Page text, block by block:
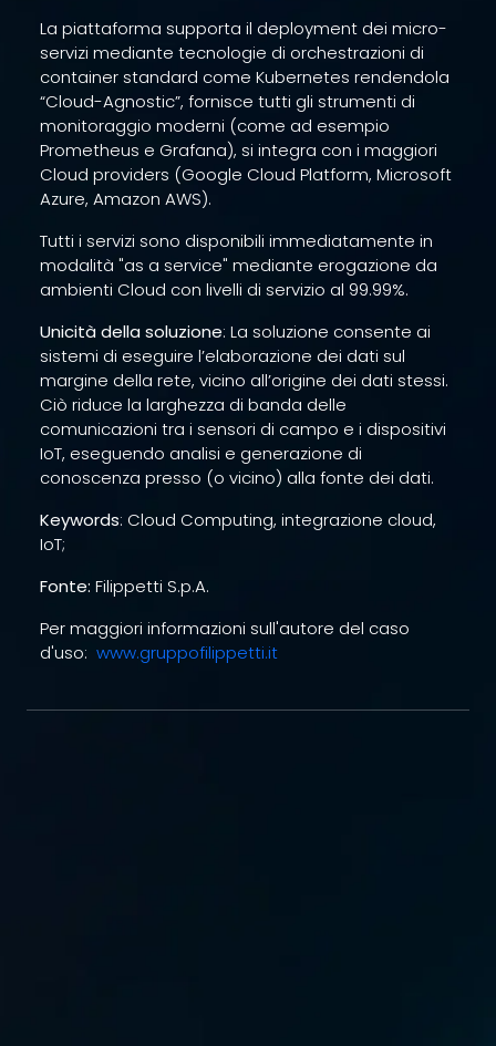
La piattaforma supporta il deployment dei micro-
servizi mediante tecnologie di orchestrazioni di
container standard come Kubernetes rendendola
“Cloud-Agnostic”, fornisce tutti gli strumenti di
monitoraggio moderni (come ad esempio
Prometheus e Grafana), si integra con i maggiori
Cloud providers (Google Cloud Platform, Microsoft
Azure, Amazon AWS).
Tutti i servizi sono disponibili immediatamente in
modalità "as a service" mediante erogazione da
ambienti Cloud con livelli di servizio al 99.99%.
Unicità della soluzione: La soluzione consente ai
sistemi di eseguire l’elaborazione dei dati sul
margine della rete, vicino all’origine dei dati stessi.
Ciò riduce la larghezza di banda delle
comunicazioni tra i sensori di campo e i dispositivi
IoT, eseguendo analisi e generazione di
conoscenza presso (o vicino) alla fonte dei dati.
Keywords: Cloud Computing, integrazione cloud,
IoT;
Fonte: Filippetti S.p.A.
Per maggiori informazioni sull'autore del caso
d'uso: www.gruppofilippetti.it